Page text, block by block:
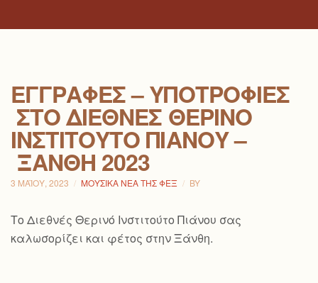
ΕΓΓΡΑΦΈΣ – ΥΠΟΤΡΟΦΊΕΣ
ΣΤΟ ΔΙΕΘΝΈΣ ΘΕΡΙΝΌ
ΙΝΣΤΙΤΟΎΤΟ ΠΙΆΝΟΥ –
ΞΆΝΘΗ 2023
3 ΜΑΪ́ΟΥ, 2023 ΜΟΥΣΙΚΆ ΝΈΑ ΤΗΣ ΦΕΞ BY
Το Διεθνές Θερινό Ινστιτούτο Πιάνου σας
καλωσορίζει και φέτος στην Ξάνθη.